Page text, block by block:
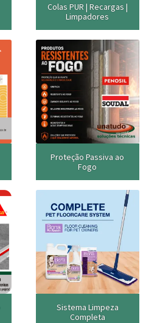
Colas PUR | Recargas |
Limpadores
Proteção Passiva ao
Fogo
Sistema Limpeza
Completa